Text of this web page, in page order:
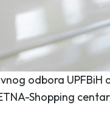
odbora
Shopping